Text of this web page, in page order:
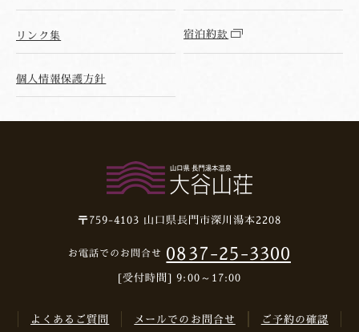
リンク集 宿泊約款
個人情報保護方針
〒759-4103 山口県長門市深川湯本2208
お電話でのお問合せ 0837-25-3300
[受付時間] 9:00～17:00
よくあるご質問 メールでのお問合せ ご予約の確認